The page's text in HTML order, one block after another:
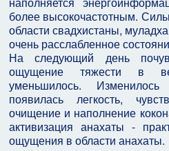
более высокочастотным.
области свадхистаны,
очень расслабленное
На следующий день
ощущение тяжести в
уменьшилось.
появилась легкость,
очищение и наполнение
активизация анахаты -
ощущения в области